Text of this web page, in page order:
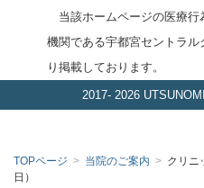
当該ホームページの医療行
機関である宇都宮セントラル
り掲載しております。
2017- 2026
TOPページ > 当院のご案内 > クリニ
日）